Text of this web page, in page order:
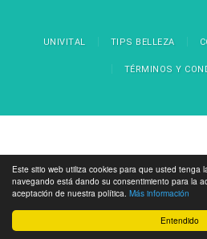
Entendido
Este sitio web utiliza cookies para que usted tenga
navegando está dando su consentimiento para la
aceptación de nuestra política. Más información
UNIVITAL TIPS BELLEZA
TÉRMINOS Y